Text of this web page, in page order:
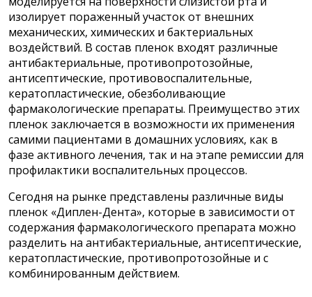
изолирует пораженный участок от внешних
механических, химических и бактериальных
воздействий. В состав пленок входят различные
антибактериальные, противопротозойные,
антисептические, противовоспалительные,
кератопластические, обезболивающие
фармакологические препараты. Преимущество этих
пленок заключается в возможности их применения
самими пациентами в домашних условиях, как в
фазе активного лечения, так и на этапе ремиссии для
профилактики воспалительных процессов.
Сегодня на рынке представлены различные виды
пленок «Диплен-Дента», которые в зависимости от
содержания фармакологического препарата можно
разделить на антибактериальные, антисептические,
кератопластические, противопротозойные и с
комбинированным действием.